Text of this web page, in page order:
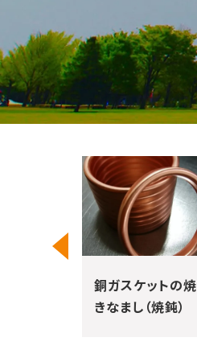
ナノ結晶磁性体の
磁気焼鈍処理